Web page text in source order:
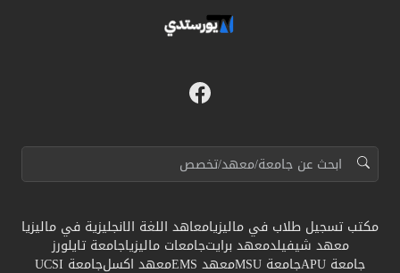
مواقع التواصل
فيسبوك
البحث عن:
مكتب تسجيل طلاب في ماليزيامعاهد اللغة الانجليزية في ماليزيا
معهد شيفيلدمعهد برايتجامعات ماليزياجامعة تايلورز
جامعة APU جامعة MSU معهد EMS معهد اكسلجامعة UCSI